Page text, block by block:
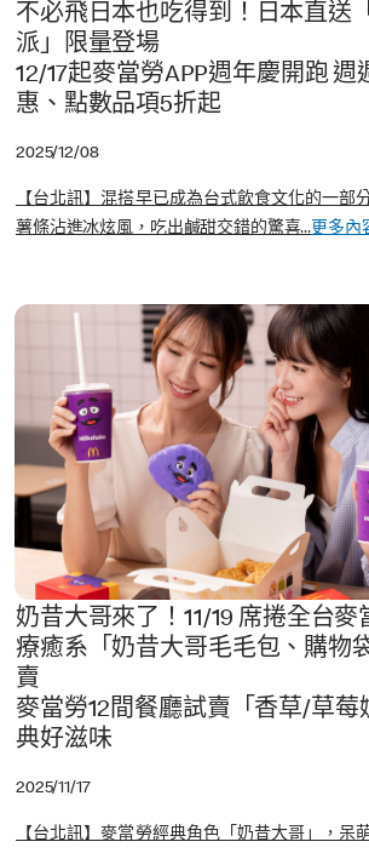
不必飛日本也吃得到！日本直送
派」限量登場
12/17起麥當勞APP週年慶開跑
惠、點數品項5折起
2025/12/08
【台北訊】混搭早已成為台式飲食文化的一部
薯條沾進冰炫風，吃出鹹甜交錯的驚喜...更多內
奶昔大哥來了！11/19 席捲全台麥
療癒系「奶昔大哥毛毛包、購物
賣
麥當勞12間餐廳試賣「香草/草莓
典好滋味
2025/11/17
【台北訊】麥當勞經典角色「奶昔大哥」，呆